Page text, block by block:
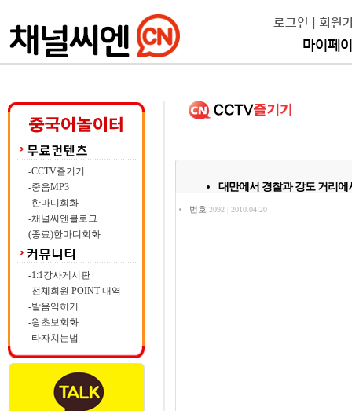
로그인 회원
마이페
-CCTV즐기기
-중음MP3
-한마디회화
-채널씨엔블로그
(종료)한마디회화
-1:1강사게시판
-전체회원 POINT 내역
-발음익히기
-왕초보회화
-타자치는법
대만에서 경찰과 강도 거리에
번호 2092 2010.04.20